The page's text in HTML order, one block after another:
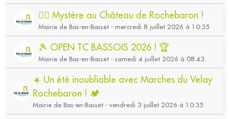
🕵️‍♂️ Mystère au Château de Rochebaron !
Mairie de Bas-en-Basset - mercredi 8 juillet 2026 à 10:35
🎾 OPEN TC BASSOIS 2026 ! 🏆
Mairie de Bas-en-Basset - samedi 4 juillet 2026 à 08:43
☀️ Un été inoubliable avec Marches du Velay
Rochebaron ! 🏕️
Mairie de Bas-en-Basset - vendredi 3 juillet 2026 à 10:35